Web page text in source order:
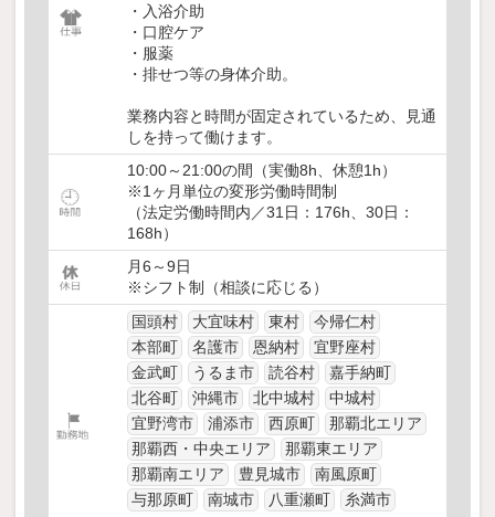
・入浴介助
・口腔ケア
・服薬
・排せつ等の身体介助。
業務内容と時間が固定されているため、見通
しを持って働けます。
10:00～21:00の間（実働8h、休憩1h）
※1ヶ月単位の変形労働時間制
（法定労働時間内／31日：176h、30日：
168h）
月6～9日
※シフト制（相談に応じる）
国頭村
大宜味村 東村
今帰仁村
本部町
名護市 恩納村
宜野座村
金武町
うるま市 読谷村
嘉手納町
北谷町
沖縄市 北中城村
中城村
宜野湾市
浦添市 西原町
那覇北エリア
那覇西・中央エリア
那覇東エリア
那覇南エリア
豊見城市
南風原町
与那原町
南城市 八重瀬町
糸満市